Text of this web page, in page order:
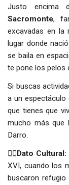
Justo encima
Sacromonte,
excavadas en la
lugar donde
se baila en
te pone los pelos
Si buscas
a un espectáculo
que tienes que
mucho más que
Darro.
👉🏻Dato Cultural:
XVI, cuando los
buscaron